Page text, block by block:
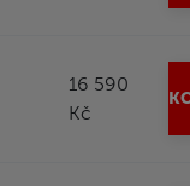
16 590
Kč